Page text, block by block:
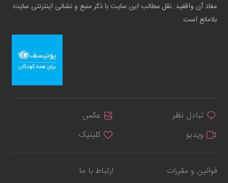
مفاد آن واقفید. نقل مطالب این سایت با ذکر منبع و نشانی اینترنتی سایت
بلامانع است
تبادل نظر
عکس
ویدیو
کلینیک
قوانین و مقررات ارتباط با ما